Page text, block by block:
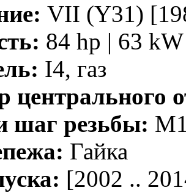
VII (Y31)
84 hp | 63
I4, газ
центрального
шаг резьбы:
Гайка
[2002 ..